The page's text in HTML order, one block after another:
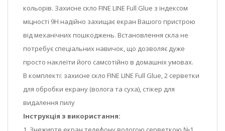
кольорів. Захисне скло FINE LINE Full Glue з індексом
міцності 9Н надійно захищає екран Вашого пристрою
від механічних пошкоджень. Встановлення скла не
потребує спеціальних навичок, що дозволяє дуже
просто наклеїти його самсотійно в домашніх умовах.
В комплекті: захисне скло FINE LINE Full Glue, 2 серветки
для обробки екрану (волога та суха), стікер для
видалення пилу
Інструкція з використання: